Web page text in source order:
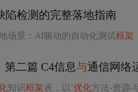
陷检测的完整落地指南
场景 ： AI驱动的自动化测试框架
第二篇 C4信息与通信网络
知识框架表，以‘优化方法-资源-场景-时间’为组合维度，系统梳